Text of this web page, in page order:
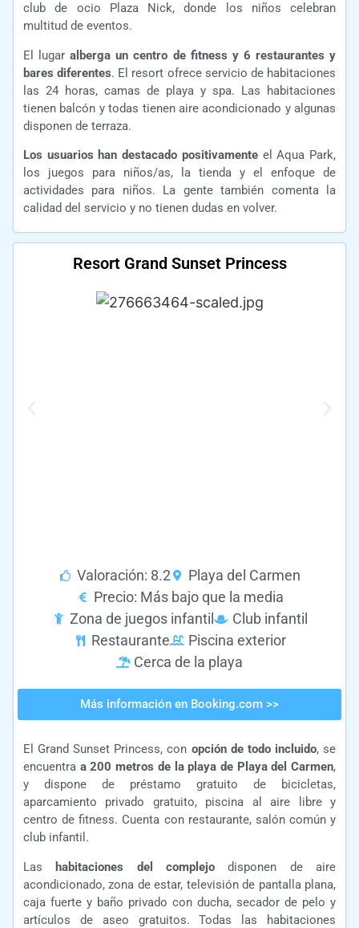
club de ocio Plaza Nick, donde los niños celebran
multitud de eventos.
El lugaralberga un centro de fitness y 6 restaurantes y
bares diferentes. El resort ofrece servicio de habitaciones
las 24 horas, camas de playa y spa. Las habitaciones
tienen balcón y todas tienen aire acondicionado y algunas
disponen de terraza.
Los usuarios han destacado positivamenteel Aqua Park,
los juegos para niños/as, la tienda y el enfoque de
actividades para niños. La gente también comenta la
calidad del servicio y no tienen dudas en volver.
Resort Grand Sunset Princess
Valoración: 8.2
Playa del Carmen
Precio: Más bajo que la media
Zona de juegos infantil
Club infantil
Restaurante
Piscina exterior
Cerca de la playa
Más información en Booking.com >>
El Grand Sunset Princess, con opción de todo incluido, se
encuentra a 200 metros de la playa de Playa del Carmen,
y dispone de préstamo gratuito de bicicletas,
aparcamiento privado gratuito, piscina al aire libre y
centro de fitness. Cuenta con restaurante, salón común y
club infantil.
Las habitaciones del complejo disponen de aire
acondicionado, zona de estar, televisión de pantalla plana,
caja fuerte y baño privado con ducha, secador de pelo y
artículos de aseo gratuitos. Todas las habitaciones